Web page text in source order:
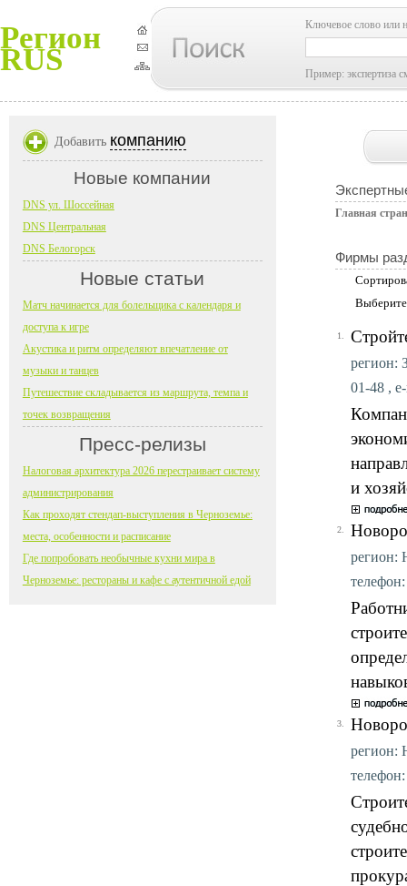
Регион
RUS
Ключевое слово или
Пример: экспертиза
Главная
Фирмы
1.
регион:
01-48 ,
и
2.
регион:
3.
регион:
Добавить компанию
Новые компании
DNS ул. Шоссейная
DNS Центральная
DNS Белогорск
Новые статьи
Матч начинается для болельщика с календаря и
доступа к игре
Акустика и ритм определяют впечатление от
музыки и танцев
Путешествие складывается из маршрута, темпа и
точек возвращения
Пресс-релизы
Налоговая архитектура 2026 перестраивает систему
администрирования
Как проходят стендап-выступления в Черноземье:
места, особенности и расписание
Где попробовать необычные кухни мира в
Черноземье: рестораны и кафе с аутентичной едой